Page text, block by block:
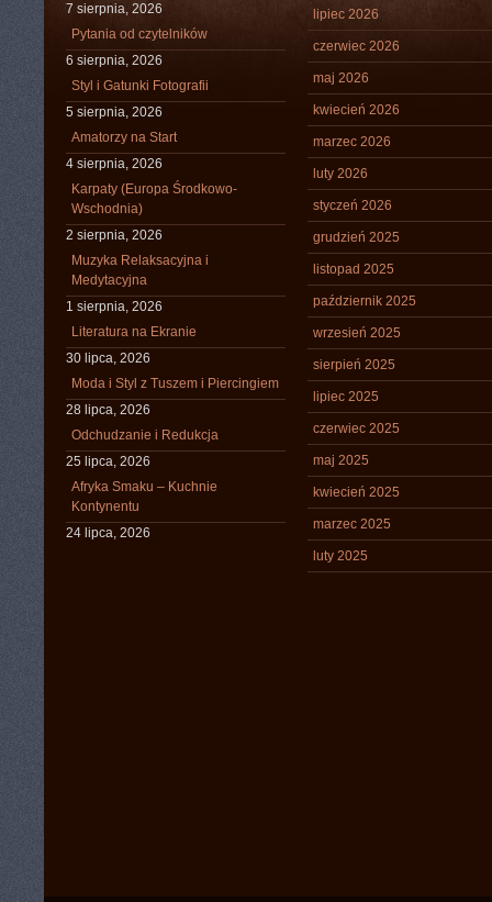
7 sierpnia, 2026
Pytania od czytelników
6 sierpnia, 2026
Styl i Gatunki Fotografii
5 sierpnia, 2026
Amatorzy na Start
4 sierpnia, 2026
Karpaty (Europa Środkowo-
Wschodnia)
2 sierpnia, 2026
Muzyka Relaksacyjna i
Medytacyjna
1 sierpnia, 2026
Literatura na Ekranie
30 lipca, 2026
Moda i Styl z Tuszem i Piercingiem
28 lipca, 2026
Odchudzanie i Redukcja
25 lipca, 2026
Afryka Smaku – Kuchnie
Kontynentu
24 lipca, 2026
lipiec 2026
czerwiec 2026
maj 2026
kwiecień 2026
marzec 2026
luty 2026
styczeń 2026
grudzień 2025
listopad 2025
październik 2025
wrzesień 2025
sierpień 2025
lipiec 2025
czerwiec 2025
maj 2025
kwiecień 2025
marzec 2025
luty 2025